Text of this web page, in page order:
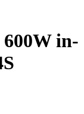
in-